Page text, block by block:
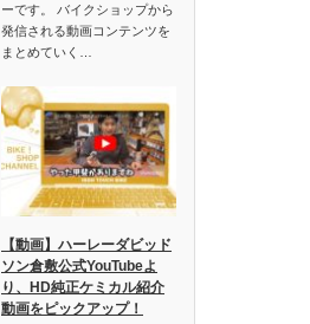
ーです。 バイクショップから
発信される動画コンテンツを
まとめていく…
【動画】ハーレーダビッド
ソン倉敷公式YouTubeよ
り、HD純正ケミカル紹介
動画をピックアップ！